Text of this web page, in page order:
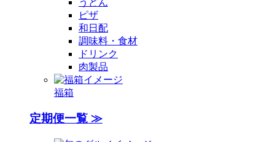
ピザ
和日配
調味料・食材
ドリンク
肉製品
福箱
定期便一覧 ≫